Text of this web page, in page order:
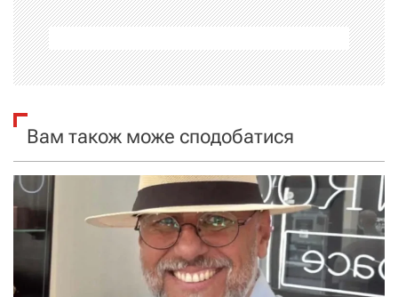
а
ц
і
я
з
а
и
Вам також може сподобатися